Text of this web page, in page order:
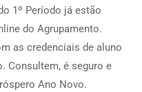
1º Período já estão
do Agrupamento.
as credenciais de aluno
Consultem, é seguro e
Ano Novo.